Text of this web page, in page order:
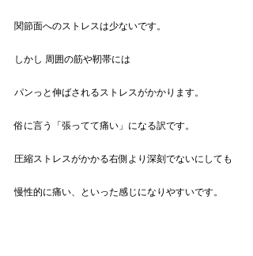
関節面へのストレスは少ないです。
しかし 周囲の筋や靭帯には
パンっと伸ばされるストレスがかかります。
俗に言う「張ってて痛い」になる訳です。
圧縮ストレスがかかる右側より深刻でないにしても
慢性的に痛い、といった感じになりやすいです。